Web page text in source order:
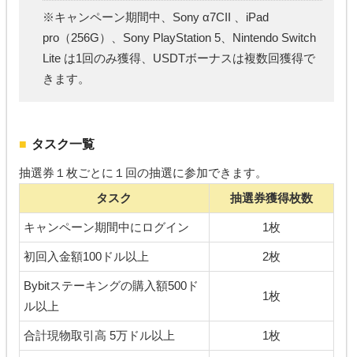
※キャンペーン期間中、Sony α7CII 、iPad
pro（256G）、Sony PlayStation 5、Nintendo Switch
Lite は1回のみ獲得、USDTボーナスは複数回獲得で
きます。
タスク一覧
抽選券１枚ごとに１回の抽選に参加できます。
タスク 抽選券獲得枚数
キャンペーン期間中にログイン 1枚
初回入金額100ドル以上 2枚
Bybitステーキングの購入額500ド
ル以上
1枚
合計現物取引高 5万ドル以上 1枚